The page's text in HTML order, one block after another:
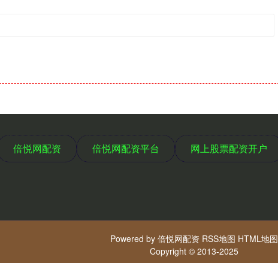
倍悦网配资 倍悦网配资平台 网上股票配资开户
Powered by 倍悦网配资 RSS地图 HTML地图
Copyright © 2013-2025